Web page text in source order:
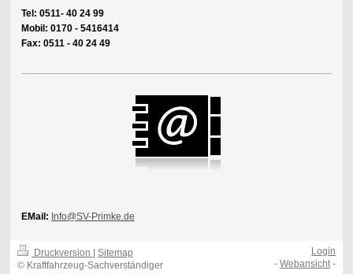
Tel: 0511- 40 24 99
Mobil: 0170 - 5416414
Fax: 0511 - 40 24 49
EMail: Info@SV-Primke.de
Druckversion | Sitemap
© Kraftfahrzeug-Sachverständiger
Login
-Webansicht -